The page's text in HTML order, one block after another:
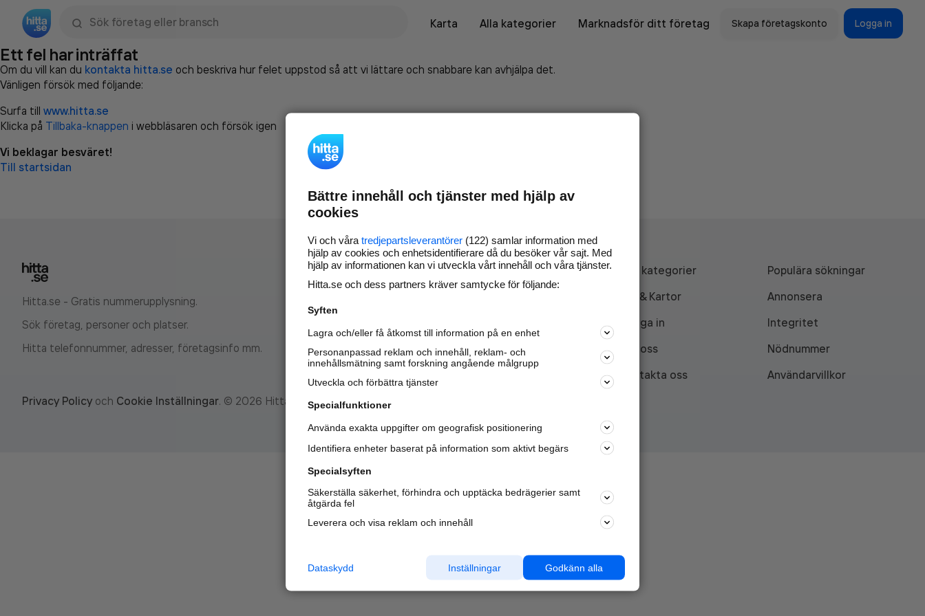
Karta
Alla kategorier Marknadsför ditt företag Skapa företagskonto Logga in
Ett fel har inträffat
Om du vill kan du kontakta hitta.se och beskriva hur felet uppstod så att vi lättare och snabbare kan avhjälpa det.
Vänligen försök med följande:
Surfa till www.hitta.se
Klicka på Tillbaka-knappen i webbläsaren och försök igen
Vi beklagar besväret!
Till startsidan
Hitta.se - Gratis nummerupplysning.
Sök företag, personer och platser.
Hitta telefonnummer, adresser, företagsinfo mm.
Marknadsför företaget på
nya kunder och
samarbetspartners nära dig.
Läs mer här
Alla kategorier
Populära sökningar
API & Kartor
Annonsera
Logga in
Integritet
Om oss
Nödnummer
Kontakta oss
Användarvillkor
Privacy Policy och Cookie Inställningar. © 2026 Hitta.se
Bättre innehåll och tjänster med hjälp av
cookies
Vi och våra tredjepartsleverantörer (122) samlar information med
hjälp av cookies och enhetsidentifierare då du besöker vår sajt. Med
hjälp av informationen kan vi utveckla vårt innehåll och våra tjänster.
Hitta.se och dess partners kräver samtycke för följande:
Syften
Lagra och/eller få åtkomst till information på en enhet
Personanpassad reklam och innehåll, reklam- och
innehållsmätning samt forskning angående målgrupp
Utveckla och förbättra tjänster
Specialfunktioner
Använda exakta uppgifter om geografisk positionering
Identifiera enheter baserat på information som aktivt begärs
Specialsyften
Säkerställa säkerhet, förhindra och upptäcka bedrägerier samt
åtgärda fel
Leverera och visa reklam och innehåll
Godkänn alla
Inställningar
Dataskydd